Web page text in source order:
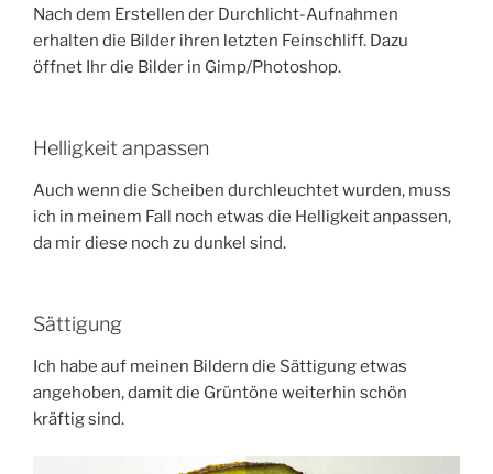
Nach dem Erstellen der Durchlicht-Aufnahmen
erhalten die Bilder ihren letzten Feinschliff. Dazu
öffnet Ihr die Bilder in Gimp/Photoshop.
Helligkeit anpassen
Auch wenn die Scheiben durchleuchtet wurden, muss
ich in meinem Fall noch etwas die Helligkeit anpassen,
da mir diese noch zu dunkel sind.
Sättigung
Ich habe auf meinen Bildern die Sättigung etwas
angehoben, damit die Grüntöne weiterhin schön
kräftig sind.